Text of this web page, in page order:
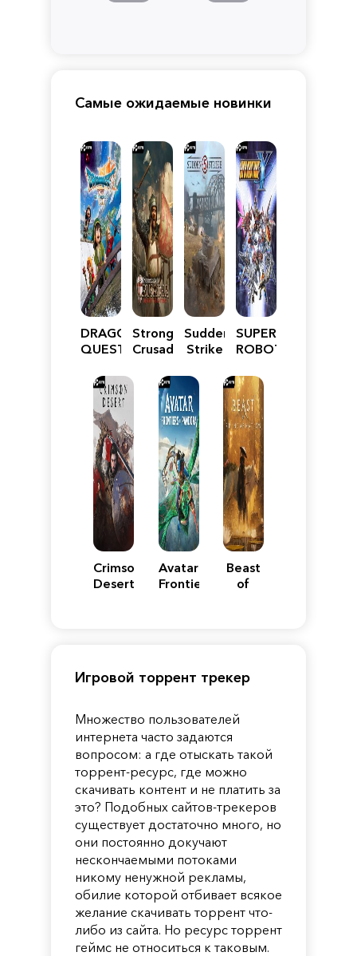
Самые ожидаемые новинки
DRAGON
QUEST
Reimagined
Stronghold
Crusader:
Edition
Sudden
Strike
SUPER
ROBOT
Y
Crimson
Desert
Avatar:
Frontiers
Beast
of
Игровой торрент трекер
Множество пользователей
интернета часто задаются
вопросом: а где отыскать такой
торрент-ресурс, где можно
скачивать контент и не платить за
это? Подобных сайтов-трекеров
существует достаточно много, но
они постоянно докучают
нескончаемыми потоками
никому ненужной рекламы,
обилие которой отбивает всякое
желание скачивать торрент что-
либо из сайта. Но ресурс торрент
геймс не относиться к таковым.